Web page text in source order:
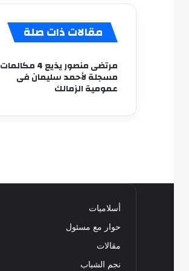
مقالات ذات صلة
مرتضى منصور يذيع 4 مكالمات
مسجلة لأحمد سليمان فى
عمومية الزمالك
أسلاميات
حوار مع مسئول
مقالات
نجم الشباب